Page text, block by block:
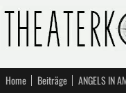
Home Beiträge